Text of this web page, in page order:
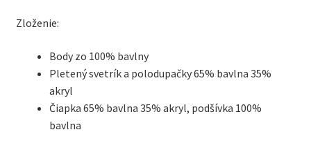
Zloženie:
Body zo 100% bavlny
Pletený svetrík a polodupačky 65% bavlna 35%
akryl
Čiapka 65% bavlna 35% akryl, podšívka 100%
bavlna